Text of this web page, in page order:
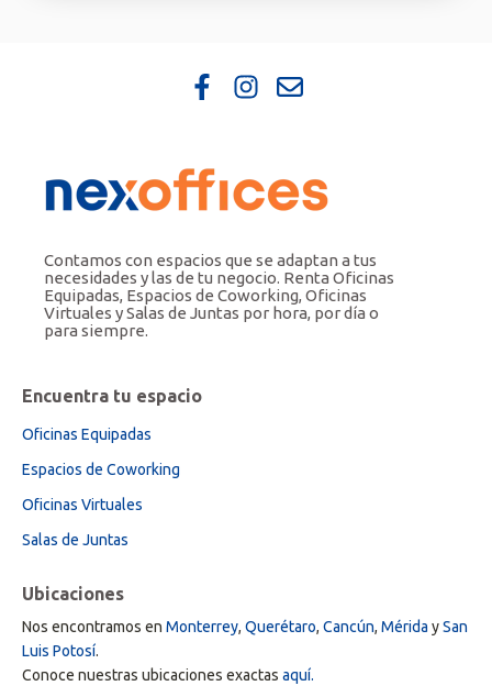
Contamos con espacios que se adaptan a tus
necesidades y las de tu negocio. Renta Oficinas
Equipadas, Espacios de Coworking, Oficinas
Virtuales y Salas de Juntas por hora, por día o
para siempre.
Encuentra tu espacio
Oficinas Equipadas
Espacios de Coworking
Oficinas Virtuales
Salas de Juntas
Ubicaciones
Nos encontramos en Monterrey, Querétaro, Cancún, Mérida ySan
Luis Potosí.
Conoce nuestras ubicaciones exactas aquí.